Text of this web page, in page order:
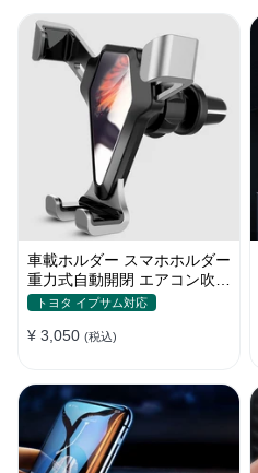
車載ホルダー スマホホルダー
重力式自動開閉 エアコン吹き
出し口用 全機種
トヨタ イプサム対応
¥ 3,050 (税込)